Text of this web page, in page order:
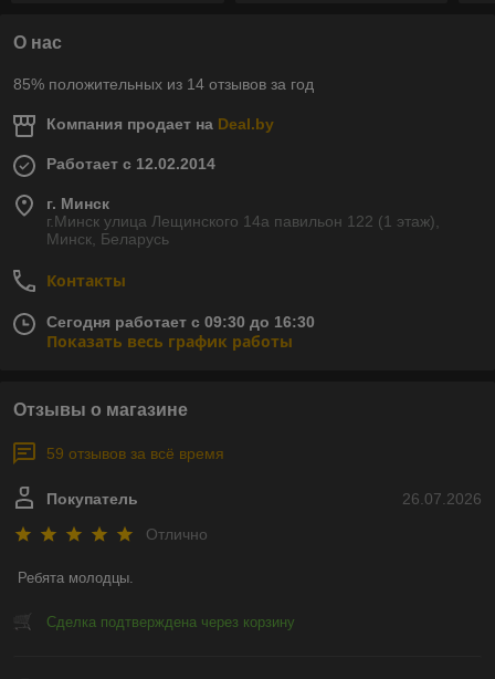
О нас
85% положительных из 14 отзывов за год
Компания продает на Deal.by
Работает с 12.02.2014
г. Минск
г.Минск улица Лещинского 14а павильон 122 (1 этаж),
Минск, Беларусь
Контакты
Сегодня работает с 09:30 до 16:30
Показать весь график работы
Отзывы о магазине
59 отзывов за всё время
26.07.2026
Покупатель
Отлично
Ребята молодцы.
Сделка подтверждена через корзину